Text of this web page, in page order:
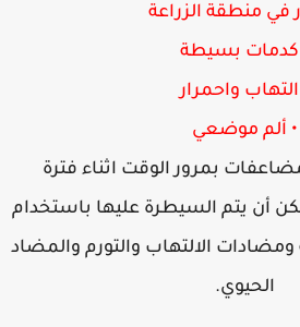
منطقة الزراعة
بسيطة
واحمرار
ألم موضعي
بمرور الوقت اثناء فترة
يتم السيطرة عليها باستخدام
الالتهاب والتورم والمضاد
الحيوي.